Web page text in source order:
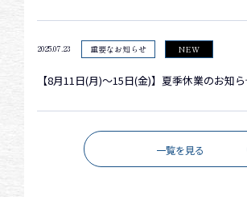
2025.07.23 重要なお知らせ NEW
【8月11日(月)～15日(金)】夏季休業のお知
一覧を見る
プライバシーポリシー